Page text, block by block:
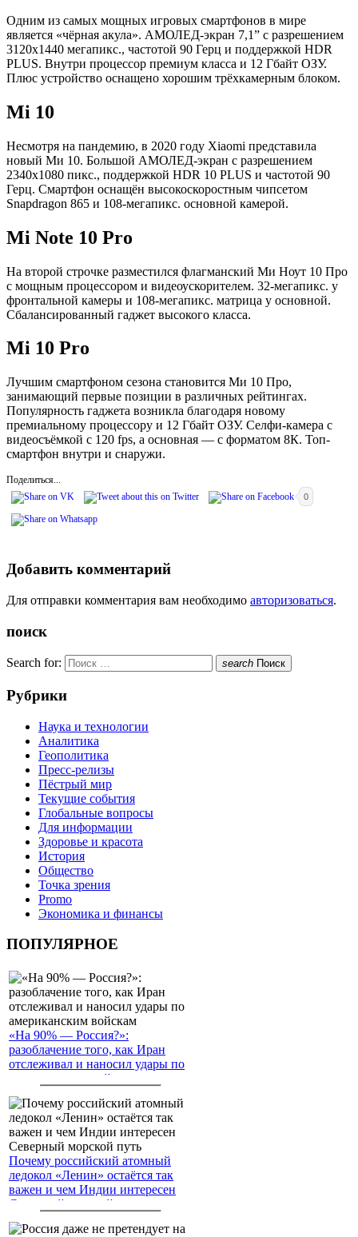
Одним из самых мощных игровых смартфонов в мире
является «чёрная акула». АМОЛЕД-экран 7,1” с разрешением
3120х1440 мегапикс., частотой 90 Герц и поддержкой HDR
PLUS. Внутри процессор премиум класса и 12 Гбайт ОЗУ.
Плюс устройство оснащено хорошим трёхкамерным блоком.
Mi 10
Несмотря на пандемию, в 2020 году Xiaomi представила
новый Ми 10. Большой АМОЛЕД-экран с разрешением
2340х1080 пикс., поддержкой HDR 10 PLUS и частотой 90
Герц. Смартфон оснащён высокоскоростным чипсетом
Snapdragon 865 и 108-мегапикс. основной камерой.
Mi Note 10 Pro
На второй строчке разместился флагманский Ми Ноут 10 Про
с мощным процессором и видеоускорителем. 32-мегапикс. у
фронтальной камеры и 108-мегапикс. матрица у основной.
Сбалансированный гаджет высокого класса.
Mi 10 Pro
Лучшим смартфоном сезона становится Ми 10 Про,
занимающий первые позиции в различных рейтингах.
Популярность гаджета возникла благодаря новому
премиальному процессору и 12 Гбайт ОЗУ. Селфи-камера с
видеосъёмкой с 120 fps, а основная — с форматом 8К. Топ-
смартфон внутри и снаружи.
Поделиться...
0
Добавить комментарий
Для отправки комментария вам необходимо авторизоваться.
поиск
Search for: search Поиск
Рубрики
Наука и технологии
Аналитика
Геополитика
Пресс-релизы
Пёстрый мир
Текущие события
Глобальные вопросы
Для информации
Здоровье и красота
История
Общество
Точка зрения
Promo
Экономика и финансы
ПОПУЛЯРНОЕ
«На 90% — Россия?»:
разоблачение того, как Иран
отслеживал и наносил удары по
американским войскам
Почему российский атомный
ледокол «Ленин» остаётся так
важен и чем Индии интересен
Северный морской путь